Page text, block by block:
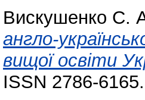
Вискушенко С.
англо-
вищої освіти
ISSN 2786-